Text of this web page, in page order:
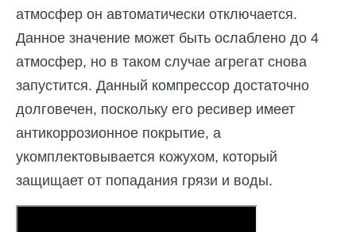
атмосфер он автоматически отключается.
Данное значение может быть ослаблено до 4
атмосфер, но в таком случае агрегат снова
запустится. Данный компрессор достаточно
долговечен, поскольку его ресивер имеет
антикоррозионное покрытие, а
укомплектовывается кожухом, который
защищает от попадания грязи и воды.